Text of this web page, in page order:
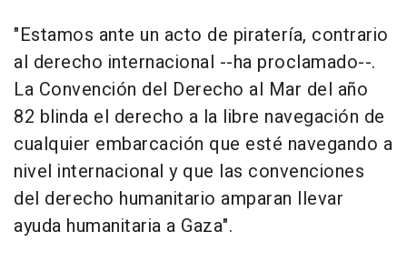
"Estamos ante un acto de piratería, contrario
al derecho internacional --ha proclamado--.
La Convención del Derecho al Mar del año
82 blinda el derecho a la libre navegación de
cualquier embarcación que esté navegando a
nivel internacional y que las convenciones
del derecho humanitario amparan llevar
ayuda humanitaria a Gaza".